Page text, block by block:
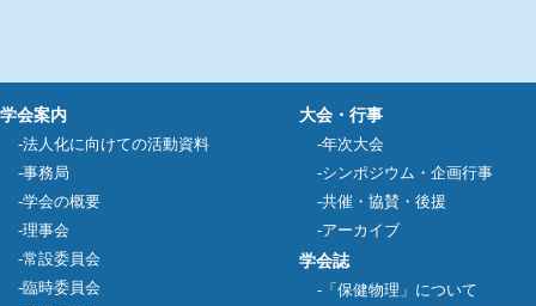
学会案内
法人化に向けての活動資料
事務局
学会の概要
理事会
常設委員会
臨時委員会
大会・行事
年次大会
シンポジウム・企画行事
共催・協賛・後援
アーカイブ
学会誌
「保健物理」について